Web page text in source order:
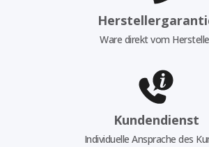
Ware direkt vom
Kundendienst
Individuelle Ansprache des